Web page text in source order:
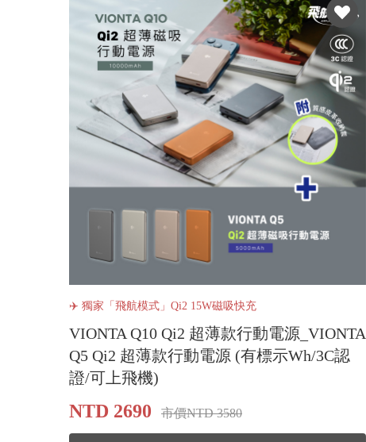
✈️ 獨家「飛航模式」Qi2 15W磁吸快充
VIONTA Q10 Qi2 超薄款行動電源_VIONTA
Q5 Qi2 超薄款行動電源 (有標示Wh/3C認
證/可上飛機)
NTD 2690 市價NTD 3580